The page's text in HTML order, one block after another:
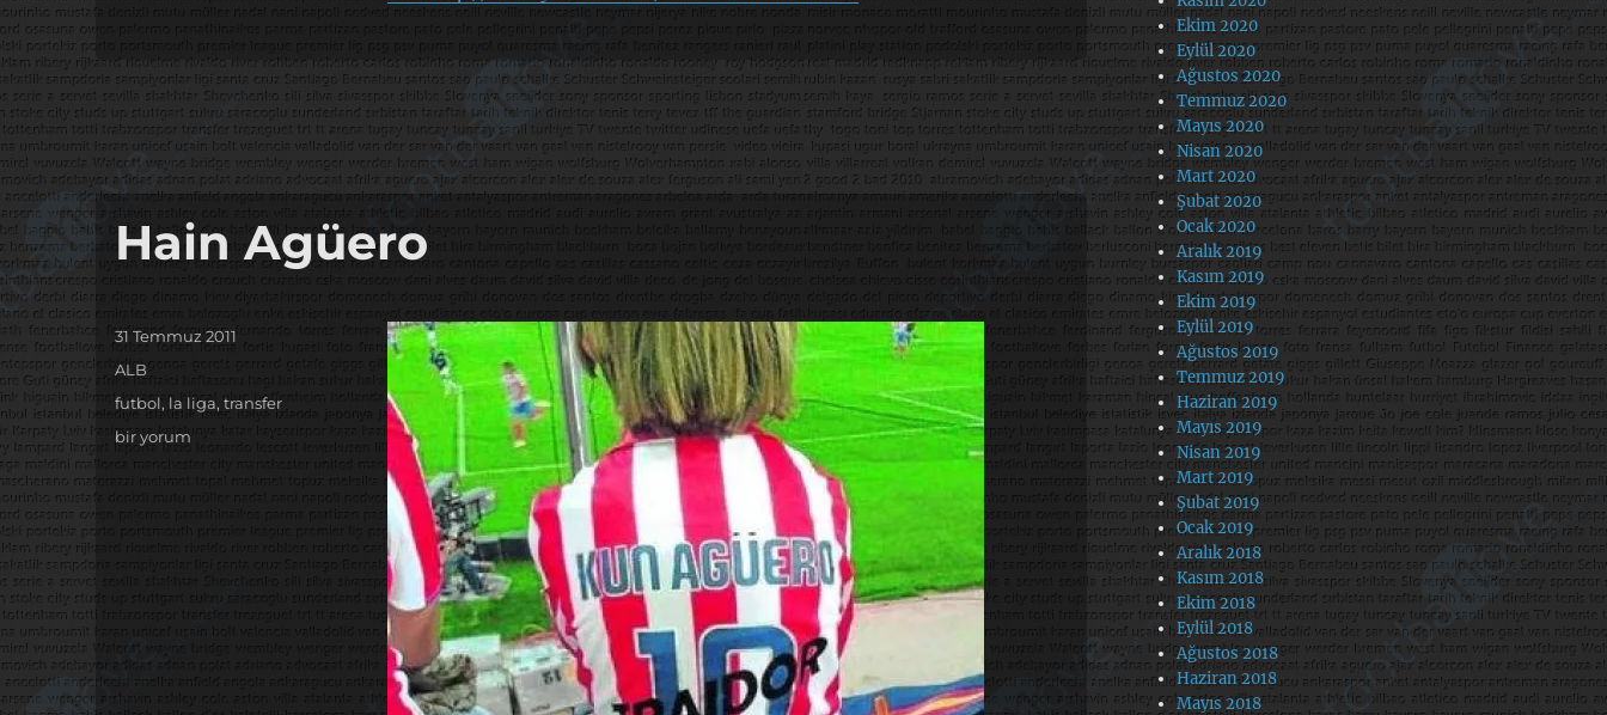
Hain Agüero
Yayın
tarihi
31 Temmuz 2011
Kategoriler
ALB
Etiketler
futbol, la liga,transfer
Hain
Agüero
bir yorum
Ekim 2020
Eylül 2020
Ağustos 2020
Temmuz 2020
Mayıs 2020
Nisan 2020
Mart 2020
Şubat 2020
Ocak 2020
Aralık 2019
Kasım 2019
Ekim 2019
Eylül 2019
Ağustos 2019
Temmuz 2019
Haziran 2019
Mayıs 2019
Nisan 2019
Mart 2019
Şubat 2019
Ocak 2019
Aralık 2018
Kasım 2018
Ekim 2018
Eylül 2018
Ağustos 2018
Haziran 2018
Mayıs 2018